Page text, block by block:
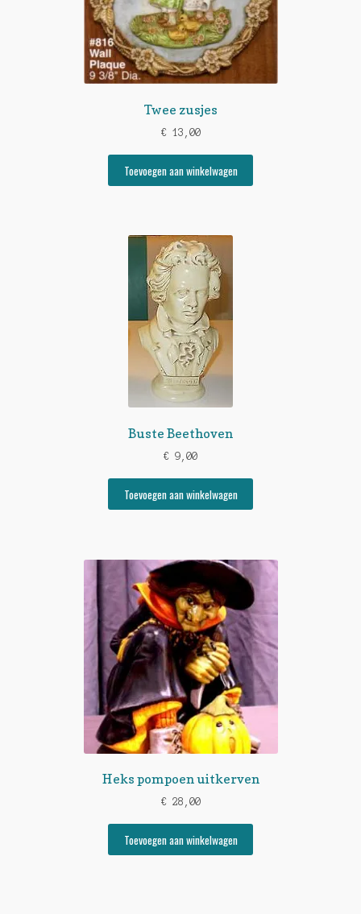
Twee zusjes
€ 13,00
Toevoegen aan winkelwagen
Buste Beethoven
€ 9,00
Toevoegen aan winkelwagen
Heks pompoen uitkerven
€ 28,00
Toevoegen aan winkelwagen